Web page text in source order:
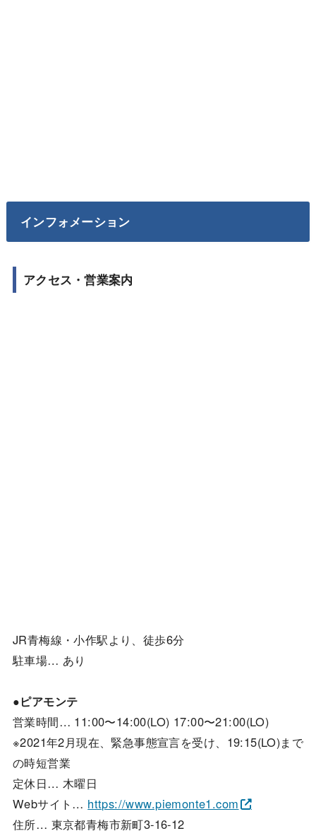
インフォメーション
アクセス・営業案内
JR青梅線・小作駅より、徒歩6分
駐車場… あり
●ピアモンテ
営業時間… 11:00〜14:00(LO) 17:00〜21:00(LO)
※2021年2月現在、緊急事態宣言を受け、19:15(LO)まで
の時短営業
定休日… 木曜日
Webサイト… https://www.piemonte1.com
住所… 東京都青梅市新町3-16-12